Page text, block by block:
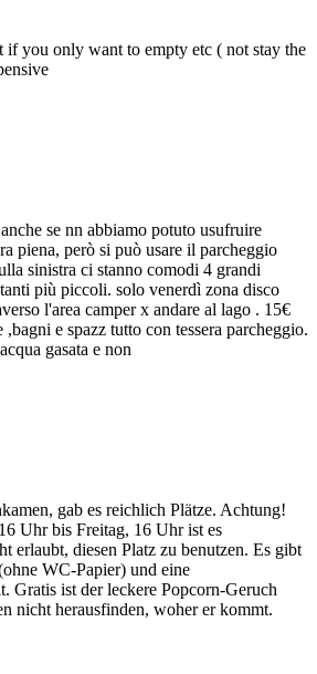
if you only want to empty etc ( not stay the
se nn abbiamo potuto usufruire
piena, però si può usare il parcheggio
sinistra ci stanno comodi 4 grandi
più piccoli. solo venerdì zona disco
l'area camper x andare al lago . 15€
,bagni e spazz tutto con tessera parcheggio.
gasata e non
gab es reichlich Plätze. Achtung!
Uhr bis Freitag, 16 Uhr ist es
erlaubt, diesen Platz zu benutzen. Es gibt
WC-Papier) und eine
Gratis ist der leckere Popcorn-Geruch
nicht herausfinden, woher er kommt.